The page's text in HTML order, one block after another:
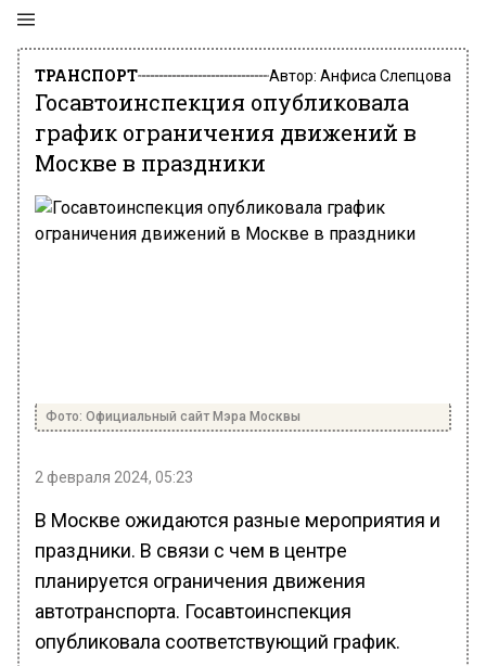
ТРАНСПОРТ Автор: Анфиса Слепцова
Госавтоинспекция опубликовала
график ограничения движений в
Москве в праздники
Фото: Официальный сайт Мэра Москвы
2 февраля 2024, 05:23
В Москве ожидаются разные мероприятия и
праздники. В связи с чем в центре
планируется ограничения движения
автотранспорта. Госавтоинспекция
опубликовала соответствующий график.